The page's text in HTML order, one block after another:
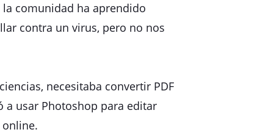
la comunidad ha aprendido
contra un virus, pero no nos
necesitaba convertir PDF
a usar Photoshop para editar